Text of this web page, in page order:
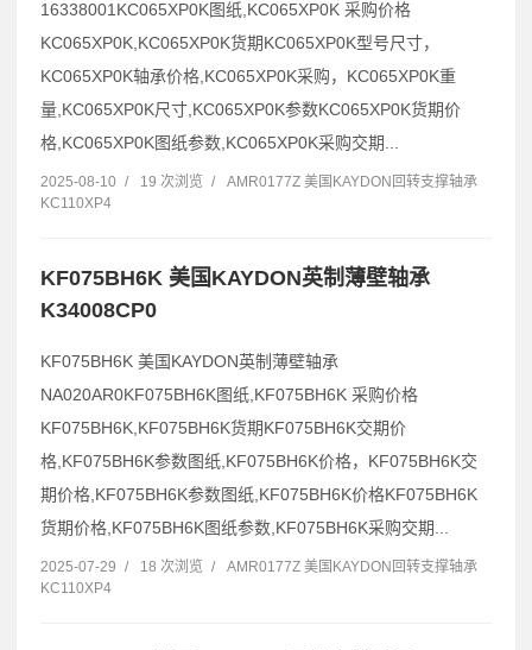
16338001KC065XP0K图纸,KC065XP0K 采购价格
KC065XP0K,KC065XP0K货期KC065XP0K型号尺寸，
KC065XP0K轴承价格,KC065XP0K采购，KC065XP0K重
量,KC065XP0K尺寸,KC065XP0K参数KC065XP0K货期价
格,KC065XP0K图纸参数,KC065XP0K采购交期...
2025-08-10 / 19 次浏览 /
AMR0177Z 美国KAYDON回转支撑轴承
KC110XP4
KF075BH6K 美国KAYDON英制薄壁轴承
K34008CP0
KF075BH6K 美国KAYDON英制薄壁轴承
NA020AR0KF075BH6K图纸,KF075BH6K 采购价格
KF075BH6K,KF075BH6K货期KF075BH6K交期价
格,KF075BH6K参数图纸,KF075BH6K价格，KF075BH6K交
期价格,KF075BH6K参数图纸,KF075BH6K价格KF075BH6K
货期价格,KF075BH6K图纸参数,KF075BH6K采购交期...
2025-07-29 / 18 次浏览 /
AMR0177Z 美国KAYDON回转支撑轴承
KC110XP4